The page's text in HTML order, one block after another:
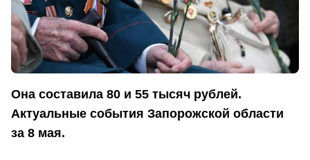
Она составила 80 и 55 тысяч рублей.
Актуальные события Запорожской области
за 8 мая.